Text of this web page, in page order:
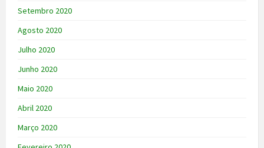
Setembro 2020
Agosto 2020
Julho 2020
Junho 2020
Maio 2020
Abril 2020
Março 2020